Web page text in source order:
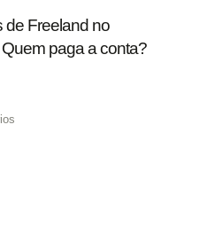
de Freeland no
paga a conta?